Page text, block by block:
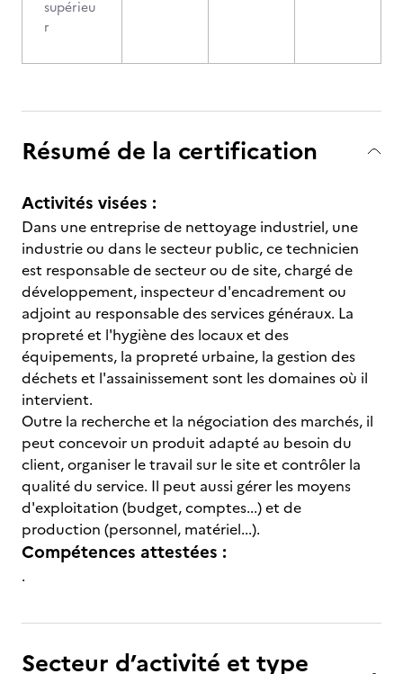
supérieu
r
Résumé de la certification
Activités visées :
Dans une entreprise de nettoyage industriel, une
industrie ou dans le secteur public, ce technicien
est responsable de secteur ou de site, chargé de
développement, inspecteur d'encadrement ou
adjoint au responsable des services généraux. La
propreté et l'hygiène des locaux et des
équipements, la propreté urbaine, la gestion des
déchets et l'assainissement sont les domaines où il
intervient.
Outre la recherche et la négociation des marchés, il
peut concevoir un produit adapté au besoin du
client, organiser le travail sur le site et contrôler la
qualité du service. Il peut aussi gérer les moyens
d'exploitation (budget, comptes...) et de
production (personnel, matériel...).
Compétences attestées :
.
Secteur d’activité et type